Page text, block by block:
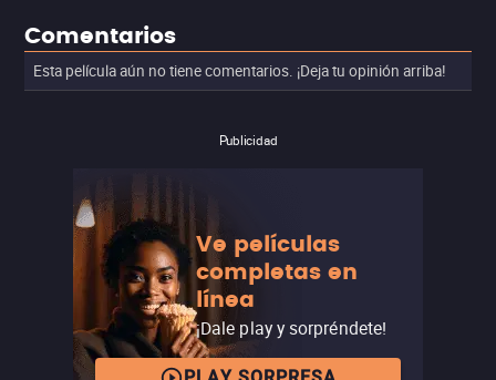
Comentarios
Esta película aún no tiene comentarios. ¡Deja tu opinión arriba!
Publicidad
Ve películas
completas en
línea
¡Dale play y sorpréndete!